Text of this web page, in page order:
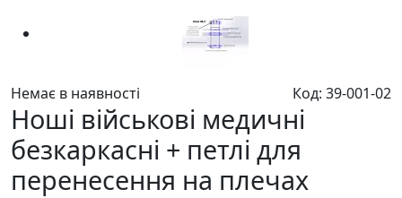
Немає в наявності Код: 39-001-02
Ноші військові медичні
безкаркасні + петлі для
перенесення на плечах